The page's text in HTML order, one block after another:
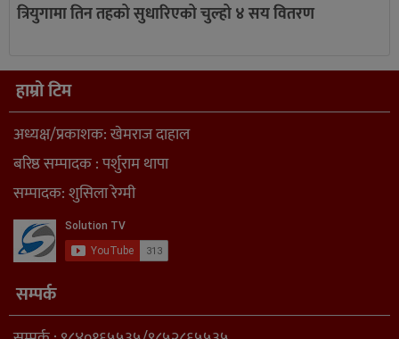
त्रियुगामा तिन तहको सुधारिएको चुल्हो ४ सय वितरण
हाम्रो टिम
अध्यक्ष/प्रकाशक: खेमराज दाहाल
बरिष्ठ सम्पादक : पर्शुराम थापा
सम्पादक: शुसिला रेग्मी
सम्पर्क